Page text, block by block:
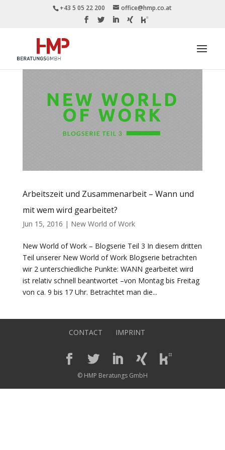
+43 5 05 22 200 office@hmp.co.at
Arbeitszeit und Zusammenarbeit – Wann und
mit wem wird gearbeitet?
Jun 15, 2016 | New World of Work
New World of Work – Blogserie Teil 3 In diesem dritten
Teil unserer New World of Work Blogserie betrachten
wir 2 unterschiedliche Punkte: WANN gearbeitet wird
ist relativ schnell beantwortet –von Montag bis Freitag
von ca. 9 bis 17 Uhr. Betrachtet man die...
CONTACT IMPRINT
© HMP Beratungs GmbH